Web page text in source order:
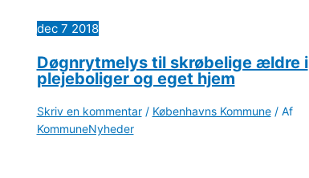
dec 7 2018
Døgnrytmelys til skrøbelige ældre i
plejeboliger og eget hjem
Skriv en kommentar / Københavns Kommune/ Af
KommuneNyheder